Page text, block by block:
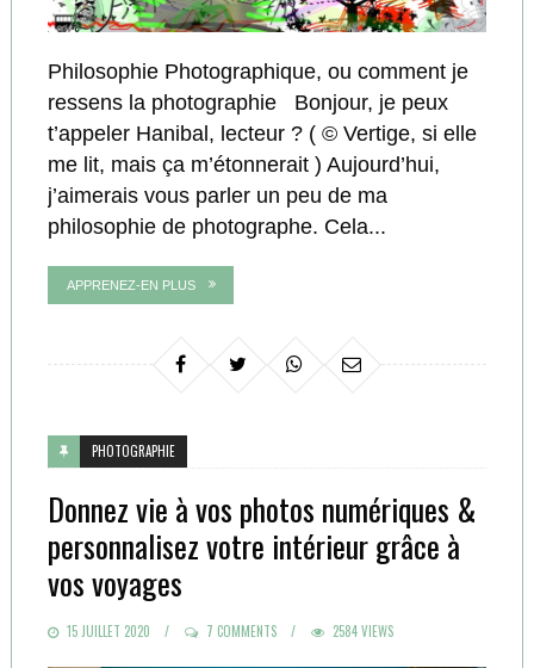
Philosophie Photographique, ou comment je
ressens la photographie Bonjour, je peux
t’appeler Hanibal, lecteur ? ( © Vertige, si elle
me lit, mais ça m’étonnerait ) Aujourd’hui,
j’aimerais vous parler un peu de ma
philosophie de photographe. Cela...
APPRENEZ-EN PLUS
PHOTOGRAPHIE
Donnez vie à vos photos numériques &
personnalisez votre intérieur grâce à
vos voyages
POSTED
15 JUILLET 2020 7 COMMENTS 2584 VIEWS